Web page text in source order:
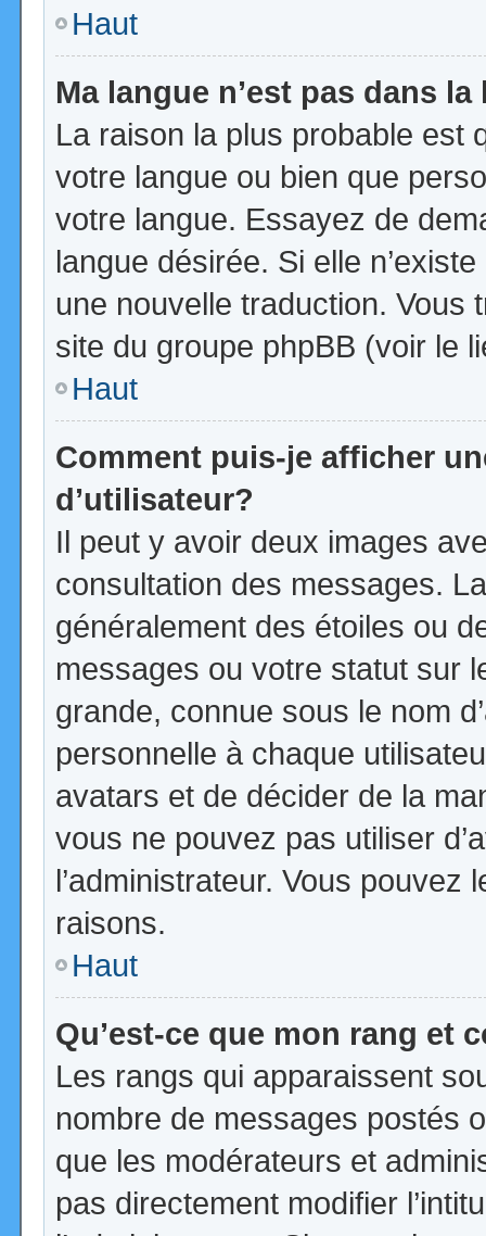
Haut
Ma langue n’est pas dans la
La raison la plus probable est
votre langue ou bien que
votre langue. Essayez de
langue désirée. Si elle
une nouvelle traduction. Vous
site du groupe phpBB (voir le
Haut
Comment puis-je afficher
d’utilisateur?
Il peut y avoir deux images
consultation des messages.
généralement des étoiles ou
messages ou votre statut sur
grande, connue sous le nom
personnelle à chaque
avatars et de décider de la
vous ne pouvez pas utiliser
l’administrateur. Vous
raisons.
Haut
Qu’est-ce que mon rang et
Les rangs qui apparaissent
nombre de messages postés
que les modérateurs et
pas directement modifier